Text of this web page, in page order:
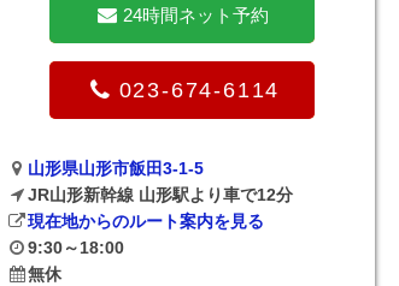
24時間ネット予約
023-674-6114
山形県山形市飯田3-1-5
JR山形新幹線 山形駅より車で12分
現在地からのルート案内を見る
9:30～18:00
無休